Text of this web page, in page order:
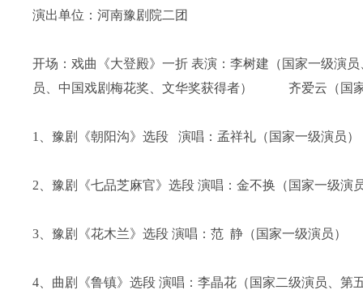
演出单位：河南豫剧院二团
开场：戏曲《大登殿》一折 表演：李树建（国家一级
员、中国戏剧梅花奖、文华奖获得者） 齐爱云（国家
1、豫剧《朝阳沟》选段 演唱：孟祥礼（国家一级演
2、豫剧《七品芝麻官》选段 演唱：金不换（国家一级演
3、豫剧《花木兰》选段 演唱：范 静（国家一级演员）
4、曲剧《鲁镇》选段 演唱：李晶花（国家二级演员、第